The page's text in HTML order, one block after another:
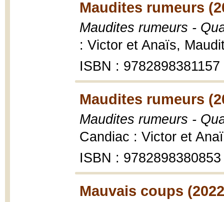
Maudites rumeurs
Maudites rumeurs -
: Victor et Anaïs,
ISBN : 9782898381157
Maudites rumeurs
Maudites rumeurs -
Candiac : Victor et
ISBN : 9782898380853
Mauvais coups